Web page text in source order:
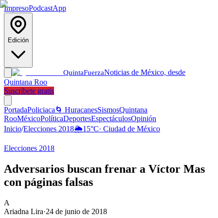
ImpresoPodcastApp
Edición
QuintaFuerzaNoticias de México, desde
Quintana Roo
Suscríbete gratis
PortadaPoliciaca 🌀 HuracanesSismosQuintana
RooMéxicoPolíticaDeportesEspectáculosOpinión
Inicio/Elecciones 2018🌦️15°C· Ciudad de México
Elecciones 2018
Adversarios buscan frenar a Víctor Mas
con páginas falsas
A
Ariadna Lira·24 de junio de 2018